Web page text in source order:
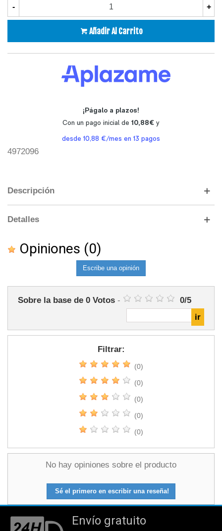
- +
Añadir Al Carrito
4972096
Descripción
Detalles
Opiniones (0)
Escribe una opinión
Sobre la base de 0 Votos - 0/5
Filtrar:
(0)
(0)
(0)
(0)
(0)
No hay opiniones sobre el producto
Sé el primero en escribir una reseña!
Envío gratuito